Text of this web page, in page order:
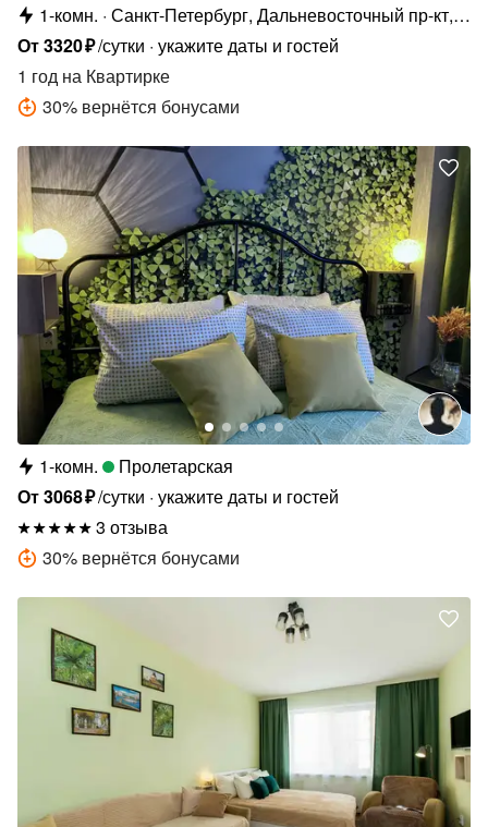
1-комн. Санкт-Петербург, Дальневосточный пр-кт,
19к1
От3320₽/сутки укажите даты и гостей
1 год на Квартирке
30% вернётся бонусами
1-комн.
Пролетарская
От3068₽/сутки укажите даты и гостей
3 отзыва
30% вернётся бонусами